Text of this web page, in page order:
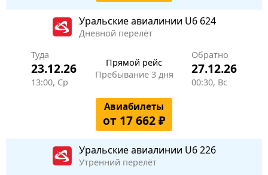
Уральские авиалинии U6 624
Дневной перелёт
Туда
23.12.26
13:00, Ср
Прямой рейс
Пребывание 3 дня
Обратно
27.12.26
00:30, Вс
Авиабилеты
от 17 662 ₽
Уральские авиалинии U6 226
Утренний перелёт